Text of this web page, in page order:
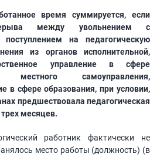
время суммируется, если
между увольнением с
на педагогическую
из органов исполнительной,
управление в сфере
местного самоуправления,
в сфере образования, при условии,
предшествовала педагогическая
трех месяцев.
работник фактически не
место работы (должность) (в